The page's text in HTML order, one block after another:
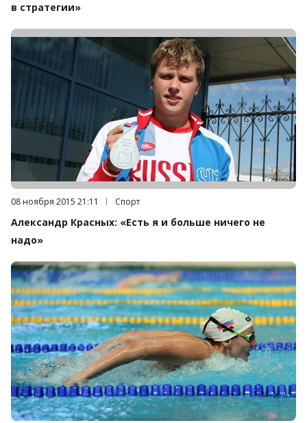
в стратегии»
Дата публикации:
08 ноября 2015 21:11 Категория:
Спорт
Александр Красных: «Есть я и больше ничего не
надо»